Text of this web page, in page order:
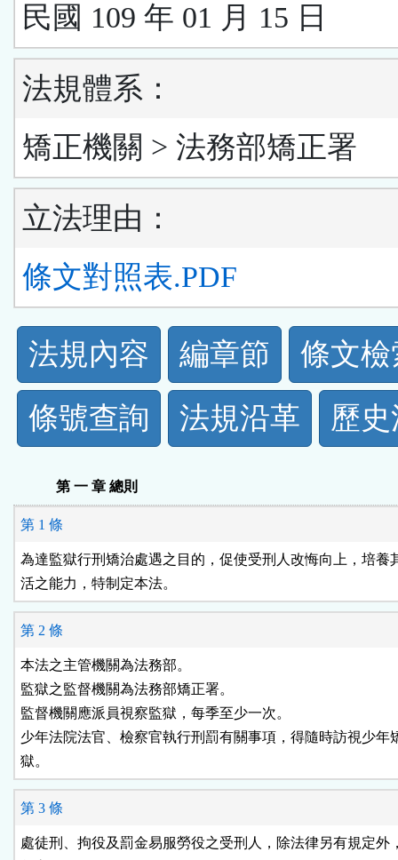
民國 109 年 01 月 15 日
法規體系：
矯正機關 > 法務部矯正署
立法理由：
條文對照表.PDF
法
規
功
按
鈕
區
法規內容 編章節
條文檢
條號查詢
法規沿革 歷
第 一 章 總則
第 1 條
為達監獄行刑矯治處遇之目的，促使受刑人改悔向上，培養
活之能力，特制定本法。
第 2 條
本法之主管機關為法務部。
監獄之監督機關為法務部矯正署。
監督機關應派員視察監獄，每季至少一次。
少年法院法官、檢察官執行刑罰有關事項，得隨時訪視少年
獄。
第 3 條
處徒刑、拘役及罰金易服勞役之受刑人，除法律另有規定外